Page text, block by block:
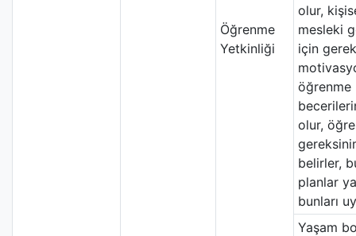
Öğrenme
Yetkinliği
olur,
mesleki
için
öğrenme
olur,
belirler,
planlar
bunları
Yaşam